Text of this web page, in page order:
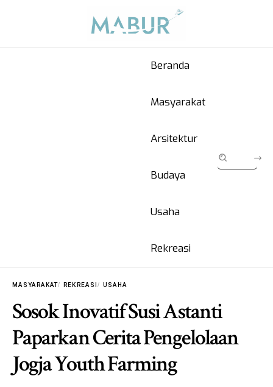
Beranda
Masyarakat
Arsitektur
Budaya
Usaha
Rekreasi
MASYARAKAT REKREASI USAHA
Sosok Inovatif Susi Astanti
Paparkan Cerita Pengelolaan
Jogja Youth Farming